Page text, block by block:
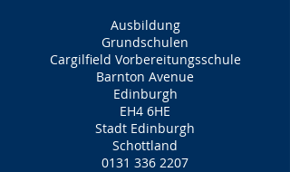
Ausbildung
Grundschulen
Cargilfield Vorbereitungsschule
Barnton Avenue
Edinburgh
EH4 6HE
Stadt Edinburgh
Schottland
0131 336 2207